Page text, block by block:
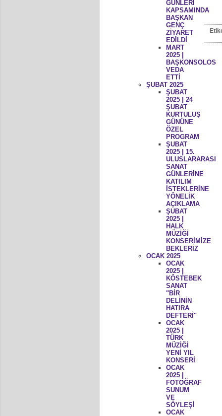
GÜNLERİ
KAPSAMINDA
BAŞKAN
GENÇ
ZİYARET
EDİLDİ
MART
2025 |
BAŞKONSOLOS
VEDA
ETTİ
ŞUBAT 2025
ŞUBAT
2025 | 24
ŞUBAT
KURTULUŞ
GÜNÜNE
ÖZEL
PROGRAM
ŞUBAT
2025 | 15.
ULUSLARARASI
SANAT
GÜNLERİNE
KATILIM
İSTEKLERİNE
YÖNELİK
AÇIKLAMA
ŞUBAT
2025 |
HALK
MÜZİĞİ
KONSERİMİZE
BEKLERİZ
OCAK 2025
OCAK
2025 |
KÖSTEBEK
SANAT
"BİR
DELİNİN
HATIRA
DEFTERİ"
OCAK
2025 |
TÜRK
MÜZİĞİ
YENİ YIL
KONSERİ
OCAK
2025 |
FOTOĞRAF
SUNUM
VE
SÖYLEŞİ
OCAK